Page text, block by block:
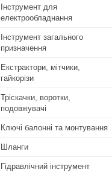
Інструмент для
електрообладнання
Інструмент загального
призначення
Екстрактори, мітчики,
гайкорізи
Тріскачки, воротки,
подовжувачі
Ключі балонні та монтування
Шланги
Гідравлічний інструмент